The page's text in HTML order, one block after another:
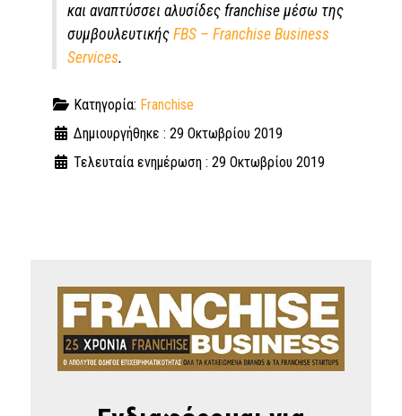
και αναπτύσσει αλυσίδες franchise μέσω της
συμβουλευτικής FBS – Franchise Business
Services.
Κατηγορία: Franchise
Δημιουργήθηκε : 29 Οκτωβρίου 2019
Τελευταία ενημέρωση : 29 Οκτωβρίου 2019